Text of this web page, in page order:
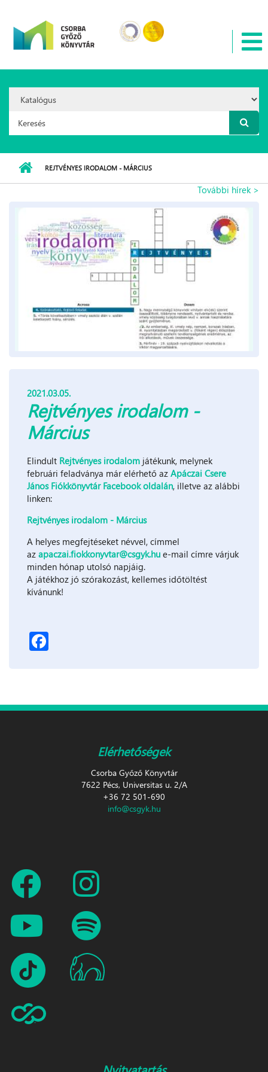
Option:
Keresés űrlap
REJTVÉNYES IRODALOM - MÁRCIUS
További hírek >
2021.03.05.
Rejtvényes irodalom -
Március
Elindult Rejtvényes irodalom játékunk, melynek
februári feladványa már elérhető az Apáczai Csere
János Fiókkönyvtár Facebook oldalán, illetve az alábbi
linken:
Rejtvényes irodalom - Március
A helyes megfejtéseket névvel, címmel
az apaczai.fiokkonyvtar@csgyk.hu e-mail címre várjuk
minden hónap utolsó napjáig.
A játékhoz jó szórakozást, kellemes időtöltést
kívánunk!
Elérhetőségek
Csorba Győző Könyvtár
7622 Pécs, Universitas u. 2/A
+36 72 501-690
info@csgyk.hu